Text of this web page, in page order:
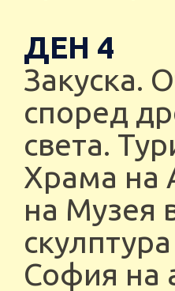
ДЕН 4
Закуска.
според
света.
Храма на
на Музея
София на